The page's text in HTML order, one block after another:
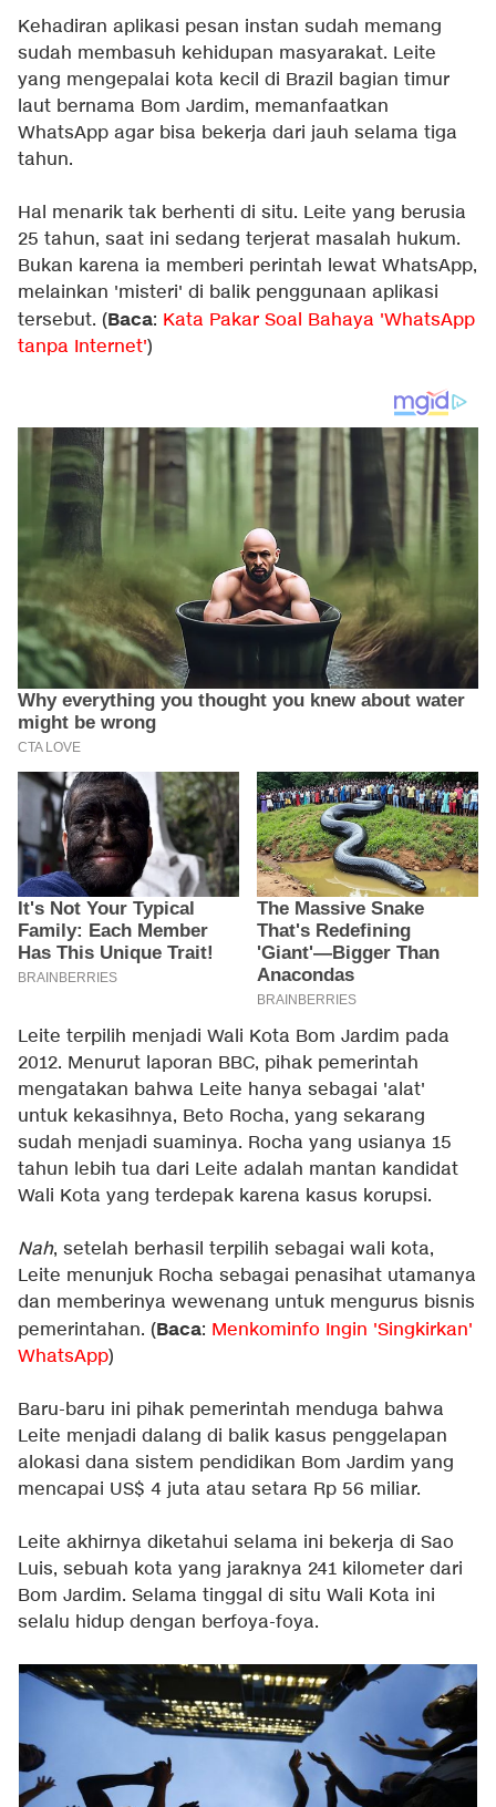
Kehadiran aplikasi pesan instan sudah memang
sudah membasuh kehidupan masyarakat. Leite
yang mengepalai kota kecil di Brazil bagian timur
laut bernama Bom Jardim, memanfaatkan
WhatsApp agar bisa bekerja dari jauh selama tiga
tahun.
Hal menarik tak berhenti di situ. Leite yang berusia
25 tahun, saat ini sedang terjerat masalah hukum.
Bukan karena ia memberi perintah lewat WhatsApp,
melainkan 'misteri' di balik penggunaan aplikasi
tersebut. (Baca: Kata Pakar Soal Bahaya 'WhatsApp
tanpa Internet')
Leite terpilih menjadi Wali Kota Bom Jardim pada
2012. Menurut laporan BBC, pihak pemerintah
mengatakan bahwa Leite hanya sebagai 'alat'
untuk kekasihnya, Beto Rocha, yang sekarang
sudah menjadi suaminya. Rocha yang usianya 15
tahun lebih tua dari Leite adalah mantan kandidat
Wali Kota yang terdepak karena kasus korupsi.
Nah, setelah berhasil terpilih sebagai wali kota,
Leite menunjuk Rocha sebagai penasihat utamanya
dan memberinya wewenang untuk mengurus bisnis
pemerintahan. (Baca: Menkominfo Ingin 'Singkirkan'
WhatsApp)
Baru-baru ini pihak pemerintah menduga bahwa
Leite menjadi dalang di balik kasus penggelapan
alokasi dana sistem pendidikan Bom Jardim yang
mencapai US$ 4 juta atau setara Rp 56 miliar.
Leite akhirnya diketahui selama ini bekerja di Sao
Luis, sebuah kota yang jaraknya 241 kilometer dari
Bom Jardim. Selama tinggal di situ Wali Kota ini
selalu hidup dengan berfoya-foya.